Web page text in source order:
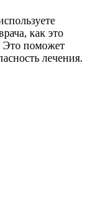
как это
Это поможет
лечения.